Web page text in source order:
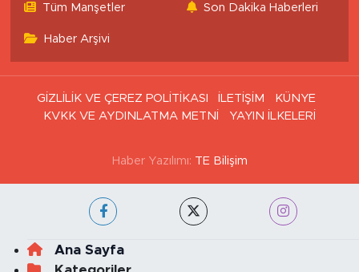
Tüm Manşetler Son Dakika Haberleri
Haber Arşivi
GİZLİLİK VE ÇEREZ POLİTİKASI İLETİŞİM
KÜNYE
KVKK VE AYDINLATMA METNİ
YAYIN İLKELERİ
Haber Yazılımı: TE Bilişim
Ana Sayfa